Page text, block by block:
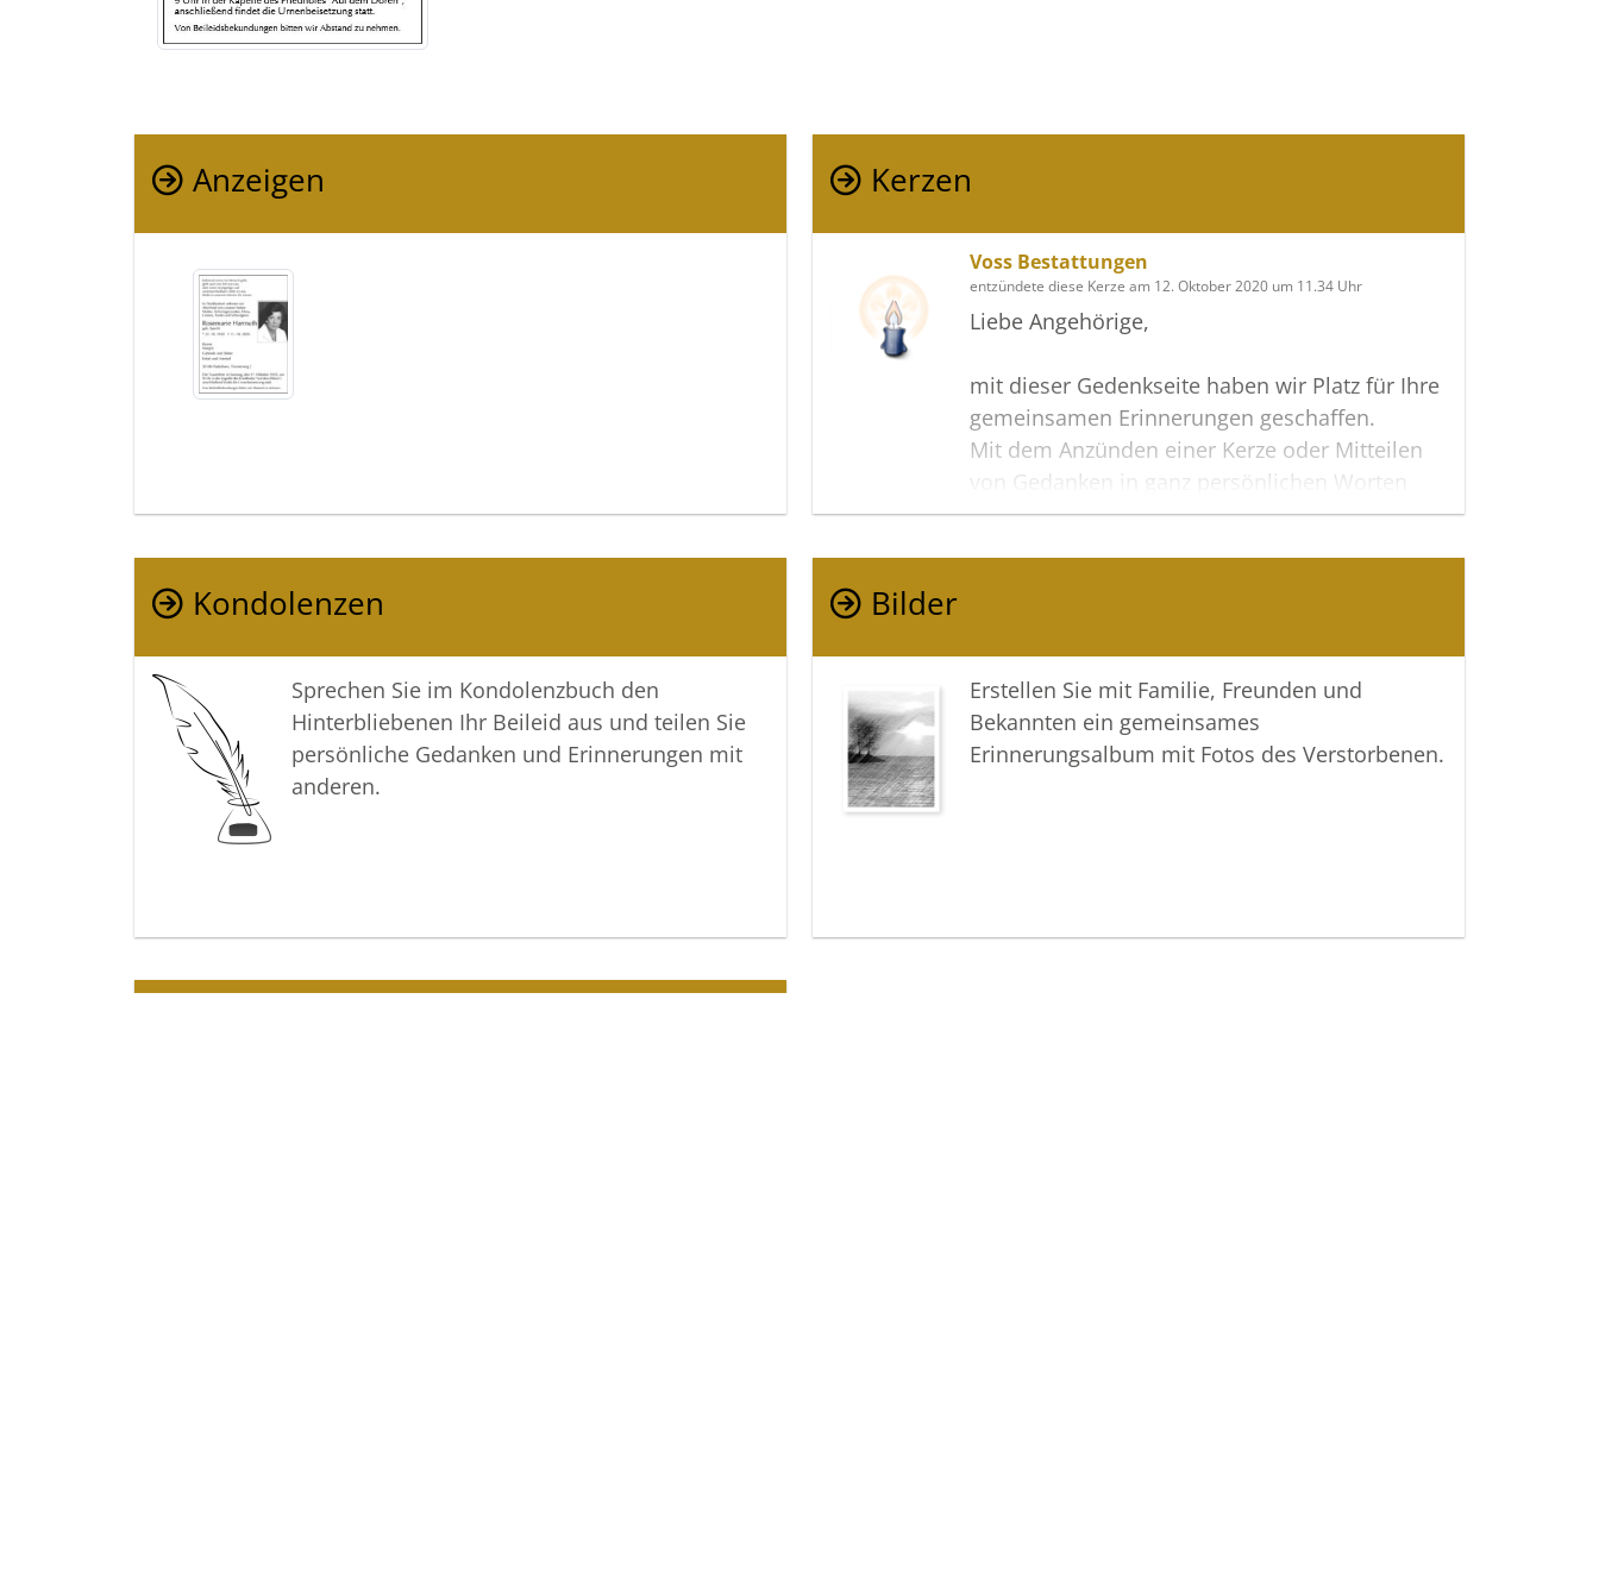
Anzeigen Kerzen
Voss Bestattungen
entzündete diese Kerze am 12. Oktober 2020 um 11.34 Uhr
Liebe Angehörige,
mit dieser Gedenkseite haben wir Platz für Ihre
gemeinsamen Erinnerungen geschaffen.
Mit dem Anzünden einer Kerze oder Mitteilen
von Gedanken in ganz persönlichen Worten
können Verwandte, Freunde oder Bekannte an
Kondolenzen
Sprechen Sie im Kondolenzbuch den
Hinterbliebenen Ihr Beileid aus und teilen Sie
persönliche Gedanken und Erinnerungen mit
anderen.
Bilder
Erstellen Sie mit Familie, Freunden und
Bekannten ein gemeinsames
Erinnerungsalbum mit Fotos des Verstorbenen.